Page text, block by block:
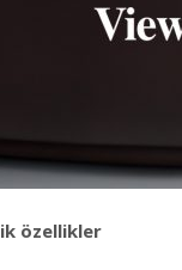
özellikler